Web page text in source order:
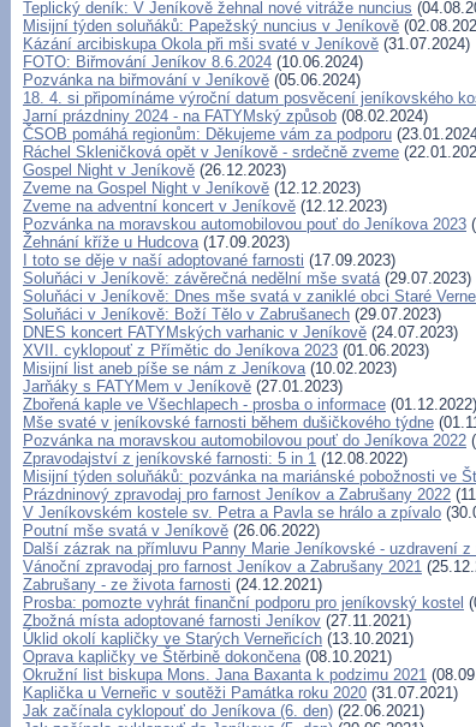
Teplický deník: V Jeníkově žehnal nové vitráže nuncius
Misijní týden soluňáků: Papežský nuncius v Jeníkově
Kázání arcibiskupa Okola při mši svaté v Jeníkově (31.07.2024)
FOTO: Biřmování Jeníkov 8.6.2024 (10.06.2024)
Pozvánka na biřmování v Jeníkově (05.06.2024)
18. 4. si připomínáme výroční datum posvěcení jeníkovského
Jarní prázdniny 2024 - na FATYMský způsob (08.02.2024)
ČSOB pomáhá regionům: Děkujeme vám za podporu
Ráchel Skleničková opět v Jeníkově - srdečně zveme
Gospel Night v Jeníkově (26.12.2023)
Zveme na Gospel Night v Jeníkově (12.12.2023)
Zveme na adventní koncert v Jeníkově (12.12.2023)
Pozvánka na moravskou automobilovou pouť do Jeníkova 2023
Žehnání kříže u Hudcova(17.09.2023)
I toto se děje v naší adoptované farnosti (17.09.2023)
Soluňáci v Jeníkově: závěrečná nedělní mše svatá(29.07.2023)
Soluňáci v Jeníkově: Dnes mše svatá v zaniklé obci Staré
Soluňáci v Jeníkově: Boží Tělo v Zabrušanech (29.07.2023)
DNES koncert FATYMských varhanic v Jeníkově (24.07.2023)
XVII. cyklopouť z Přímětic do Jeníkova 2023 (01.06.2023)
Misijní list aneb píše se nám z Jeníkova(10.02.2023)
Jarňáky s FATYMem v Jeníkově (27.01.2023)
Zbořená kaple ve Všechlapech - prosba o informace (01.12.2022)
Mše svaté v jeníkovské farnosti během dušičkového týdne
Pozvánka na moravskou automobilovou pouť do Jeníkova 2022
Zpravodajství z jeníkovské farnosti: 5 in 1 (12.08.2022)
Misijní týden soluňáků: pozvánka na mariánské pobožnosti ve
Prázdninový zpravodaj pro farnost Jeníkov a Zabrušany 2022
V Jeníkovském kostele sv. Petra a Pavla se hrálo a zpívalo
Poutní mše svatá v Jeníkově (26.06.2022)
Další zázrak na přímluvu Panny Marie Jeníkovské - uzdravení z
Vánoční zpravodaj pro farnost Jeníkov a Zabrušany 2021
Zabrušany - ze života farnosti (24.12.2021)
Prosba: pomozte vyhrát finanční podporu pro jeníkovský kostel
Zbožná místa adoptované farnosti Jeníkov (27.11.2021)
Úklid okolí kapličky ve Starých Verneřicích (13.10.2021)
Oprava kapličky ve Štěrbině dokončena(08.10.2021)
Okružní list biskupa Mons. Jana Baxanta k podzimu 2021
Kaplička u Verneřic v soutěži Památka roku 2020 (31.07.2021)
Jak začínala cyklopouť do Jeníkova (6. den) (22.06.2021)